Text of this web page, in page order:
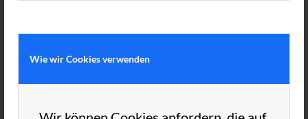
Wie wir Cookies verwenden